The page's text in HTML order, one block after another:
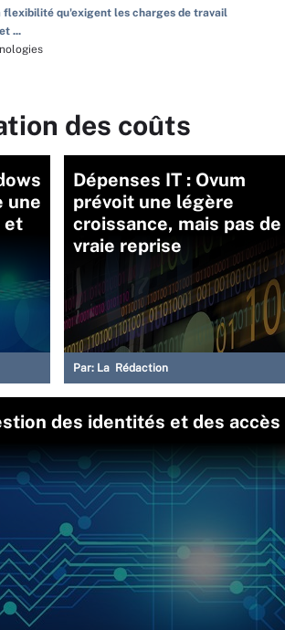
flexibilité qu'exigent les charges de travail
...
des coûts
une
et
Dépenses IT : Ovum
prévoit une légère
croissance, mais pas de
vraie reprise
Par: La Rédaction
des identités et des accès